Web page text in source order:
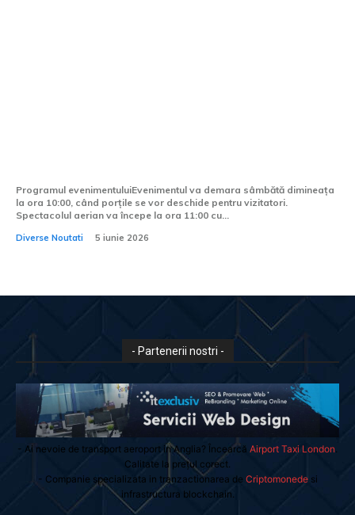
Programul evenimentuluiEvenimentul va demara sâmbătă dimineața
la ora 10:00, când porțile se vor deschide pentru vizitatori.
Spectacolul aerian va începe la ora 11:00 cu...
Diverse Noutati 5 iunie 2026
- Partenerii nostri -
- Ai nevoie de transport aeroport in Anglia? Încearcă Airport Taxi London
Calitate la prețul corect.
- Companie specializata in tranzactionarea de Criptomonedesi
infrastructura blockchain.